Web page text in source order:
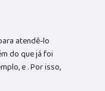
atendê-lo
do que já foi
e . Por isso,